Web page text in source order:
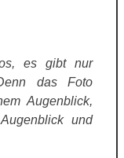
es gibt nur
das Foto
Augenblick,
und